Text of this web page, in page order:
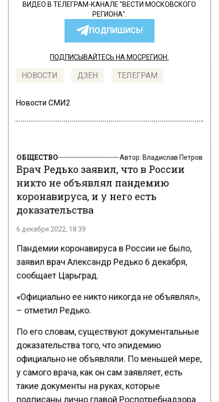
ВИДЕО В ТЕЛЕГРАМ-КАНАЛЕ "ВЕСТИ МОСКОВСКОГО
РЕГИОНА".
ПОДПИШИСЬ!
ПОДПИСЫВАЙТЕСЬ НА МОСРЕГИОН:
НОВОСТИ ДЗЕН ТЕЛЕГРАМ
Новости СМИ2
ОБЩЕСТВО Автор:Владислав Петров
Врач Редько заявил, что в России
никто не объявлял пандемию
коронавируса, и у него есть
доказательства
6 декабря 2022, 18:39
Пандемии коронавируса в России не было,
заявил врач Александр Редько 6 декабря,
сообщает Царьград.
«Официально ее никто никогда не объявлял»,
– отметил Редько.
По его словам, существуют документальные
доказательства того, что эпидемию
официально не объявляли. По меньшей мере,
у самого врача, как он сам заявляет, есть
такие документы на руках, которые
подписаны лично главой Роспотребнадзора